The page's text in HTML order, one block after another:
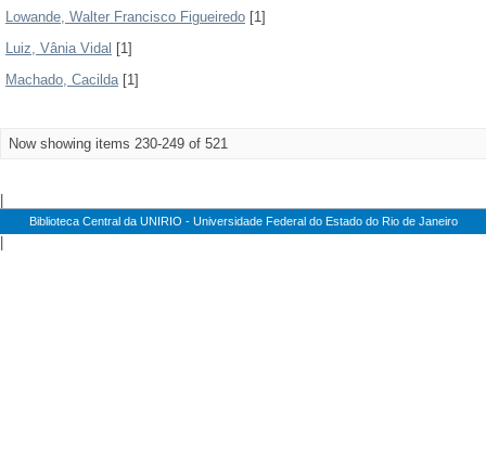
Lowande, Walter Francisco Figueiredo [1]
Luiz, Vânia Vidal [1]
Machado, Cacilda[1]
Now showing items 230-249 of 521
Biblioteca Central da UNIRIO - Universidade Federal do Estado do Rio de Janeiro